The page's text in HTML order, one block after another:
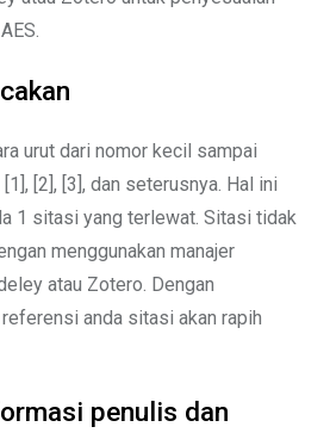
urut dari nomor kecil sampai
[2], [3], dan seterusnya. Hal ini
1 sitasi yang terlewat. Sitasi tidak
menggunakan manajer
atau Zotero. Dengan
anda sitasi akan rapih
penulis dan